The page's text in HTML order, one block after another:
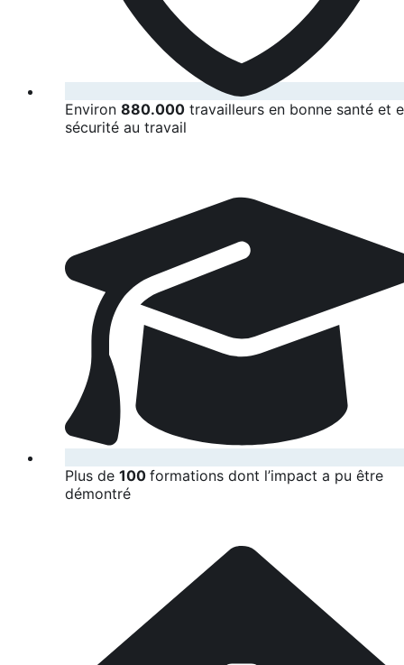
Environ 880.000 travailleurs en bonne santé et
sécurité au travail
Plus de 100 formations dont l’impact a pu être
démontré